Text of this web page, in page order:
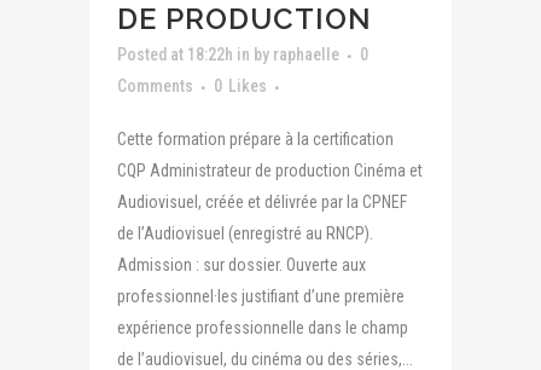
DE PRODUCTION
Posted at 18:22h in by raphaelle
0
Comments
0 Likes
Cette formation prépare à la certification
CQP Administrateur de production Cinéma et
Audiovisuel, créée et délivrée par la CPNEF
de l’Audiovisuel (enregistré au RNCP).
Admission : sur dossier. Ouverte aux
professionnel·les justifiant d’une première
expérience professionnelle dans le champ
de l’audiovisuel, du cinéma ou des séries,...